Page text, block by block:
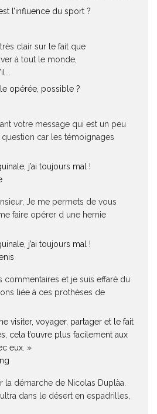
l’influence du sport ?
clair sur le fait que
à tout le monde,
opérée, possible ?
votre message qui est un peu
question car les témoignages
j’ai toujours mal !
Je me permets de vous
faire opérer d une hernie
j’ai toujours mal !
commentaires et je suis effaré du
liée à ces prothèses de
visiter, voyager, partager et le fait
cela t’ouvre plus facilement aux
eux. »
la démarche de Nicolas Duplàa.
dans le désert en espadrilles,